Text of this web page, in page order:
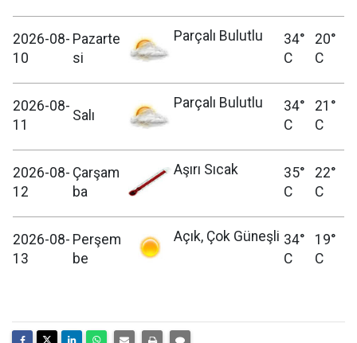
2026-08-
10
Pazarte
si
Parçalı Bulutlu
34°
C
20°
C
2026-08-
11
Salı
Parçalı Bulutlu
34°
C
21°
C
2026-08-
12
Çarşam
ba
Aşırı Sıcak
35°
C
22°
C
2026-08-
13
Perşem
be
Açık, Çok Güneşli 34°
C
19°
C